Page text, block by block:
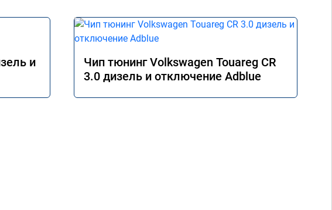
и
Чип тюнинг Volkswagen Touareg CR
3.0 дизель и отключение Adblue